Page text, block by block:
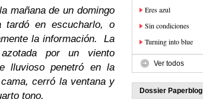
mañana de un domingo
tardó en escucharlo, o
la información. La
por un viento
lluvioso penetró en la
cerró la ventana y
tono.
Eres azul
Sin condiciones
Turning into blue
Ver todos
Dossier Paperblog